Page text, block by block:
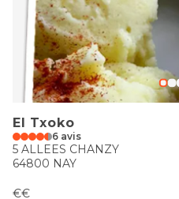
El Txoko
6 avis
5 ALLEES CHANZY
64800 NAY
€€